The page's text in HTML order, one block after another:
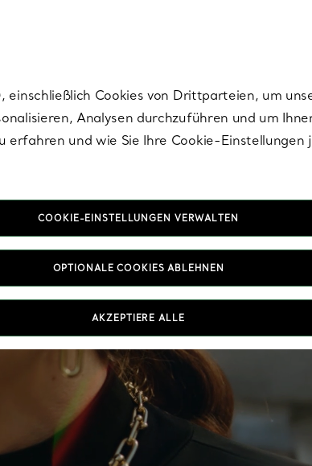
Partnerringe
einschließlich Cookies von Drittparteien, um
Analysen durchzuführen und um
und wie Sie Ihre Cookie-
COOKIE-EINSTELLUNGEN VERWALTEN
OPTIONALE COOKIES ABLEHNEN
AKZEPTIERE ALLE